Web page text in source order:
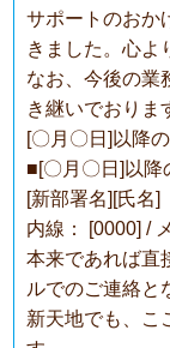
サポートのおか
きました。心よ
なお、今後の業
き継いでおりま
[〇月〇日]以降
■[〇月〇日]以降
[新部署名][氏名]
内線： [0000] /
本来であれば直
ルでのご連絡と
新天地でも、こ